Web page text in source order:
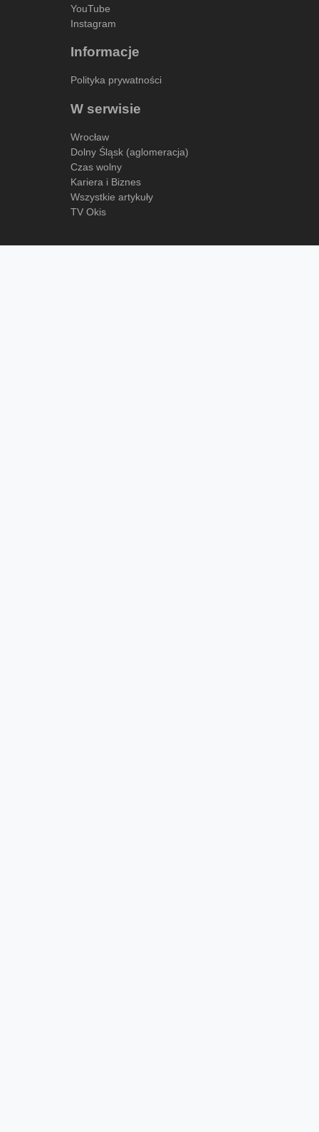
YouTube
Instagram
Informacje
Polityka prywatności
W serwisie
Wrocław
Dolny Śląsk (aglomeracja)
Czas wolny
Kariera i Biznes
Wszystkie artykuły
TV Okis